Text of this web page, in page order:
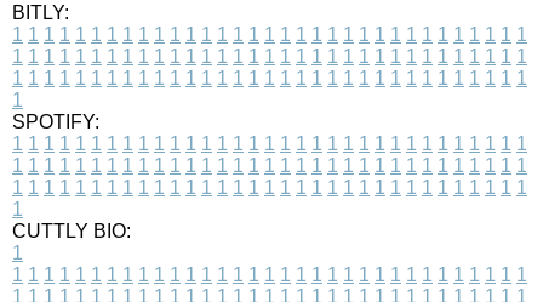
BITLY:
1 1 1 1 1 1 1 1 1 1 1 1 1 1 1 1 1 1 1 1 1 1 1 1 1 1 1 1 1 1 1 1 1
1 1 1 1 1 1 1 1 1 1 1 1 1 1 1 1 1 1 1 1 1 1 1 1 1 1 1 1 1 1 1 1 1
1 1 1 1 1 1 1 1 1 1 1 1 1 1 1 1 1 1 1 1 1 1 1 1 1 1 1 1 1 1 1 1 1
1
SPOTIFY:
1 1 1 1 1 1 1 1 1 1 1 1 1 1 1 1 1 1 1 1 1 1 1 1 1 1 1 1 1 1 1 1 1
1 1 1 1 1 1 1 1 1 1 1 1 1 1 1 1 1 1 1 1 1 1 1 1 1 1 1 1 1 1 1 1 1
1 1 1 1 1 1 1 1 1 1 1 1 1 1 1 1 1 1 1 1 1 1 1 1 1 1 1 1 1 1 1 1 1
1
CUTTLY BIO:
1
1 1 1 1 1 1 1 1 1 1 1 1 1 1 1 1 1 1 1 1 1 1 1 1 1 1 1 1 1 1 1 1 1
1 1 1 1 1 1 1 1 1 1 1 1 1 1 1 1 1 1 1 1 1 1 1 1 1 1 1 1 1 1 1 1 1